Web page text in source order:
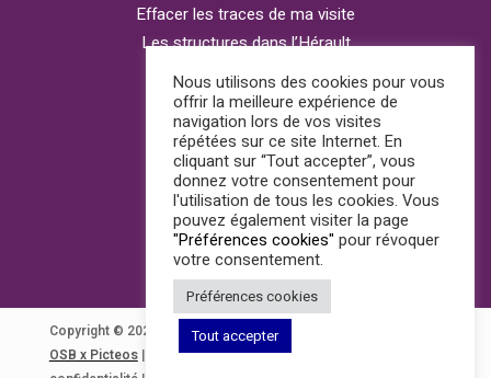
Effacer les traces de ma visite
Les structures dans l’Hérault
Contacter l’Observatoire
AGIR
J’ai besoin d’aide
Je suis témoin
Copyright © 2022 ovff34. Tous droits réservés.
OSB x Picteos| Mentions légales|CGU
Nous utilisons des cookies pour vous
offrir la meilleure expérience de
navigation lors de vos visites
répétées sur ce site Internet. En
cliquant sur “Tout accepter”, vous
donnez votre consentement pour
l'utilisation de tous les cookies. Vous
pouvez également visiter la page
"Préférences cookies" pour révoquer
votre consentement.
Préférences cookies
Tout accepter